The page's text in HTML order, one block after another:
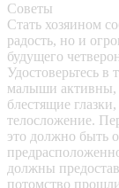
Советы
Стать хозяином
радость, но и
будущего
Удостоверьтесь
малыши активны,
блестящие
телосложение.
это должно быть
должны
потомство